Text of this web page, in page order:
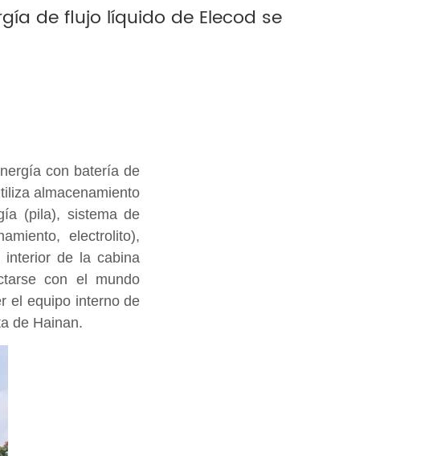
de flujo líquido de Elecod se